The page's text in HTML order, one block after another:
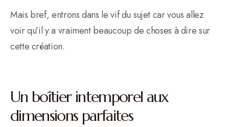
Mais bref, entrons dans le vif du sujet car vous allez
voir qu’il y a vraiment beaucoup de choses à dire sur
cette création.
Un boîtier intemporel aux
dimensions parfaites